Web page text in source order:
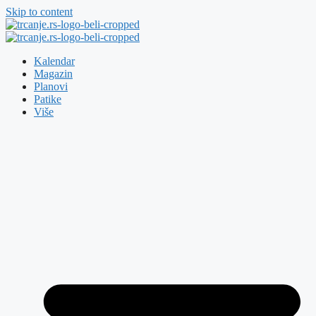
Skip to content
Kalendar
Magazin
Planovi
Patike
Više